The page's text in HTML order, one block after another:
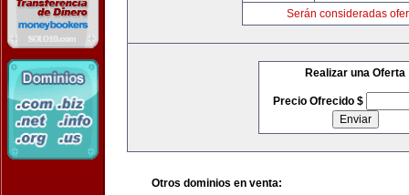
Serán consideradas
Realizar una Oferta
Precio Ofrecido $
Otros dominios en venta: